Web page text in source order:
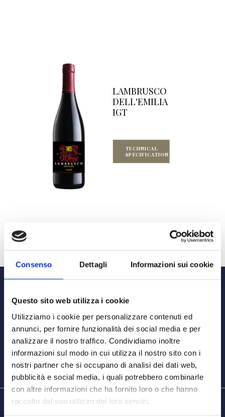
Consenso Dettagli Informazioni sui cookie
Questo sito web utilizza i cookie
Utilizziamo i cookie per personalizzare contenuti ed
annunci, per fornire funzionalità dei social media e per
analizzare il nostro traffico. Condividiamo inoltre
informazioni sul modo in cui utilizza il nostro sito con i
nostri partner che si occupano di analisi dei dati web,
pubblicità e social media, i quali potrebbero combinarle
con altre informazioni che ha fornito loro o che hanno
raccolto dal suo utilizzo dei loro servizi.
LAMBRUSCO
DELL'EMILIA
IGT
TECHNICAL
SPECIFICATION